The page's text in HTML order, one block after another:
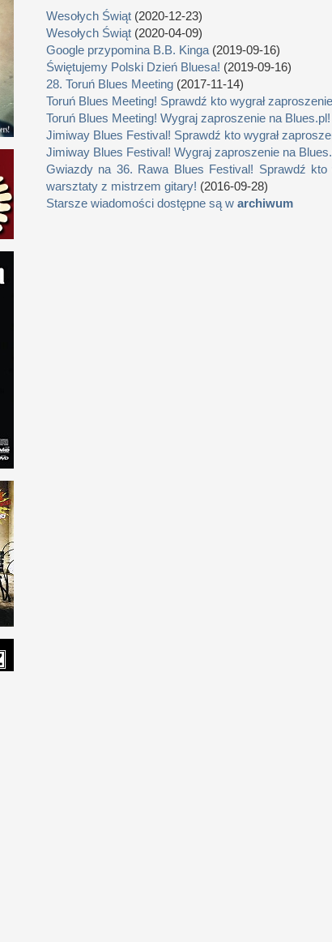
Wesołych Świąt (2020-12-23)
Wesołych Świąt (2020-04-09)
Google przypomina B.B. Kinga (2019-09-16)
Świętujemy Polski Dzień Bluesa! (2019-09-16)
28. Toruń Blues Meeting (2017-11-14)
Toruń Blues Meeting! Sprawdź kto wygrał
Toruń Blues Meeting! Wygraj zaproszenie na Blues.pl!
Jimiway Blues Festival! Sprawdź kto wygrał
Jimiway Blues Festival! Wygraj zaproszenie na
Gwiazdy na 36. Rawa Blues Festival! Sprawdź kto
warsztaty z mistrzem gitary! (2016-09-28)
Starsze wiadomości dostępne są w archiwum